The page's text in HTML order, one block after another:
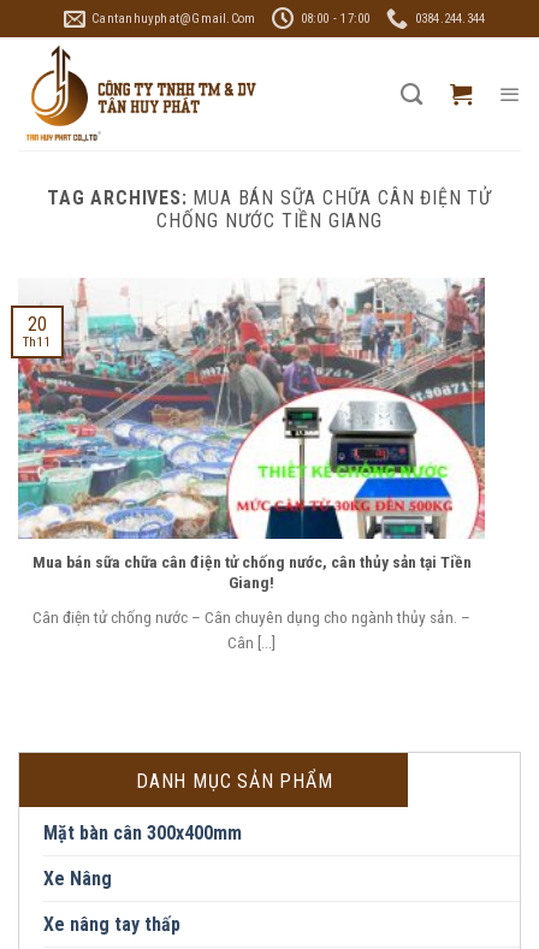
to
content
Cantanhuyphat@gmail.com 08:00 - 17:00 0384.244.344
TAG ARCHIVES: MUA BÁN SỮA CHỮA CÂN ĐIỆN TỬ
CHỐNG NƯỚC TIỀN GIANG
Mua bán sữa chữa cân điện tử chống nước, cân thủy sản tại Tiền
Giang!
Cân điện tử chống nước – Cân chuyên dụng cho ngành thủy sản. –
Cân [...]
20
Th11
DANH MỤC SẢN PHẨM
Mặt bàn cân 300x400mm
Xe Nâng
Xe nâng tay thấp